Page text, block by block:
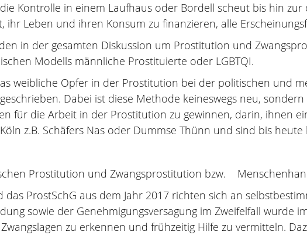
Kontrolle in einem Laufhaus oder Bordell scheut bis hin
ihr Leben und ihren Konsum zu finanzieren, alle
in der gesamten Diskussion um Prostitution und
Modells männliche Prostituierte oder LGBTQI.
weibliche Opfer in der Prostitution bei der politischen und
Dabei ist diese Methode keineswegs neu,
für die Arbeit in der Prostitution zu gewinnen, darin, ihnen
z.B. Schäfers Nas oder Dummse Thünn und sind bis heute
Prostitution und Zwangsprostitution bzw.
das ProstSchG aus dem Jahr 2017 richten sich an
sowie der Genehmigungsversagung im Zweifelfall wurde
zu erkennen und frühzeitig Hilfe zu vermitteln.